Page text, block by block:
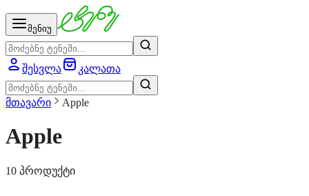
მენიუ
შესვლა კალათა
მთავარი Apple
Apple
10 პროდუქტი